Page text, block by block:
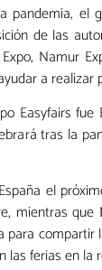
el
de las
Namur
a realizar
Easyfairs
tras la
el
mientras que
para
ferias en